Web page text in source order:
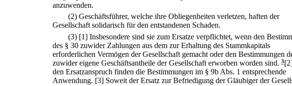
anzuwenden.
(2) Geschäftsführer, welche ihre Obliegenheiten verletzen, haften der
Gesellschaft solidarisch für den entstandenen Schaden.
(3) [1] Insbesondere sind sie zum Ersatze verpflichtet, wenn den
des § 30 zuwider Zahlungen aus dem zur Erhaltung des Stammkapitals
erforderlichen Vermögen der Gesellschaft gemacht oder den Bestimmungen
zuwider eigene Geschäftsantheile der Gesellschaft erworben worden sind. 3
den Ersatzanspruch finden die Bestimmungen im § 9b Abs. 1 entsprechende
Anwendung. [3] Soweit der Ersatz zur Befriedigung der Gläubiger der